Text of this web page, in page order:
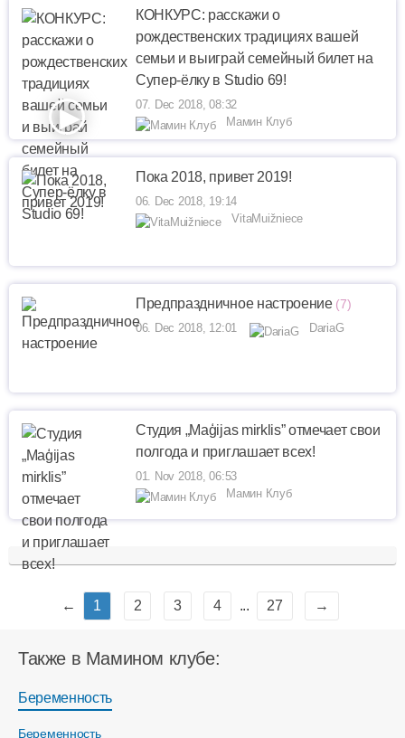
КОНКУРС: расскажи о
рождественских традициях вашей
семьи и выиграй семейный билет на
Супер-ёлку в Studio 69!
07. Dec 2018, 08:32
Мамин Клуб
Пока 2018, привет 2019!
06. Dec 2018, 19:14
VitaMuižniece
Предпраздничное настроение (7)
06. Dec 2018, 12:01 DariaG
Студия „Maģijas mirklis” отмечает свои
полгода и приглашает всех!
01. Nov 2018, 06:53
Мамин Клуб
← 1 2 3 4 ... 27 →
Также в Мамином клубе:
Беременность
Беременность